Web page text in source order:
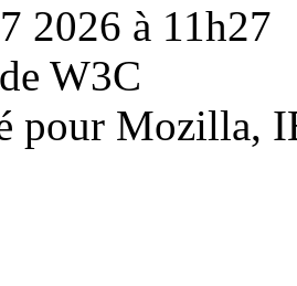
2026 à 11h27
W3C
pour Mozilla,